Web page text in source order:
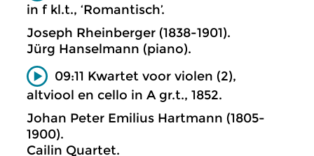
in f kl.t., ‘Romantisch’.
Joseph Rheinberger (1838-1901).
Jürg Hanselmann (piano).
09:11 Kwartet voor violen (2),
altviool en cello in A gr.t., 1852.
Johan Peter Emilius Hartmann (1805-
1900).
Cailin Quartet.